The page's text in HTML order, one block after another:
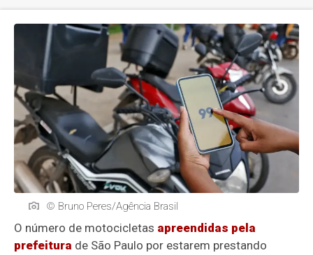
© Bruno Peres/Agência Brasil
O número de motocicletas apreendidas pela
prefeitura de São Paulo por estarem prestando